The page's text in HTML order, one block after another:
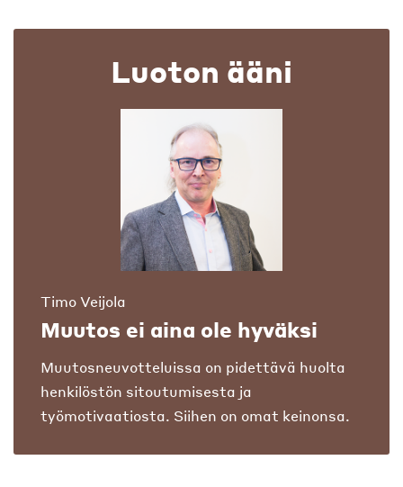
Luoton ääni
Timo Veijola
Muutos ei aina ole hyväksi
Muutosneuvotteluissa on pidettävä huolta
henkilöstön sitoutumisesta ja
työmotivaatiosta. Siihen on omat keinonsa.